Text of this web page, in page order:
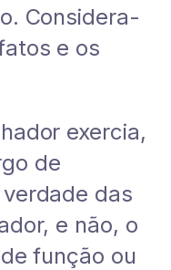
Considera-
e os
exercia,
de
das
e não, o
função ou